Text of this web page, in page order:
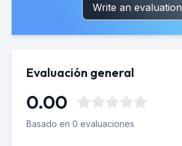
Write an evaluation
Evaluación general
0.00
Basado en 0 evaluaciones